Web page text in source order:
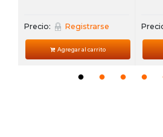
Precio: Registrarse
Agregar al carrito